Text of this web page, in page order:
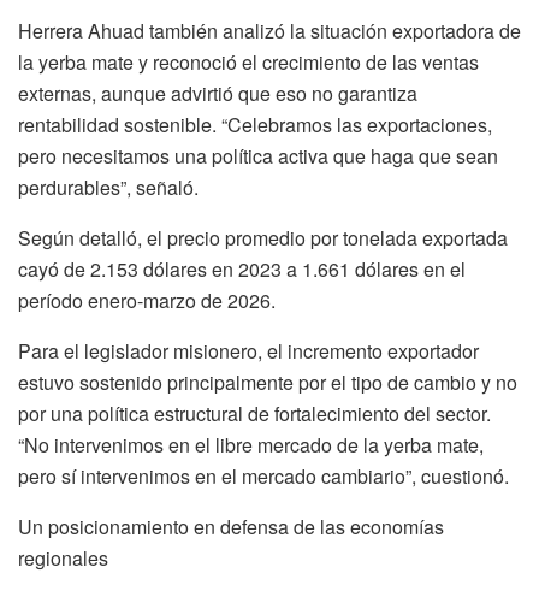
Herrera Ahuad también analizó la situación exportadora de
la yerba mate y reconoció el crecimiento de las ventas
externas, aunque advirtió que eso no garantiza
rentabilidad sostenible. “Celebramos las exportaciones,
pero necesitamos una política activa que haga que sean
perdurables”, señaló.
Según detalló, el precio promedio por tonelada exportada
cayó de 2.153 dólares en 2023 a 1.661 dólares en el
período enero-marzo de 2026.
Para el legislador misionero, el incremento exportador
estuvo sostenido principalmente por el tipo de cambio y no
por una política estructural de fortalecimiento del sector.
“No intervenimos en el libre mercado de la yerba mate,
pero sí intervenimos en el mercado cambiario”, cuestionó.
Un posicionamiento en defensa de las economías
regionales